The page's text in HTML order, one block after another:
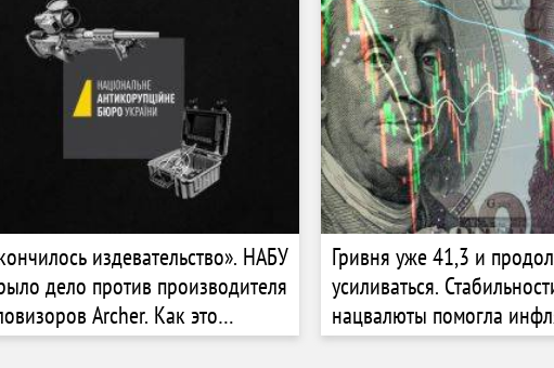
издевательство». НАБУ
дело против производителя
Archer. Как это
на бизнес и при чем здесь
Гривня уже 41,3 и
усиливаться.
нацвалюты помогла
млрд. Как долго НБУ